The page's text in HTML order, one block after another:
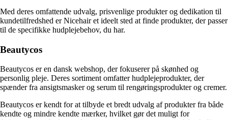
Med deres omfattende udvalg, prisvenlige produkter og dedikation til
kundetilfredshed er Nicehair et ideelt sted at finde produkter, der passer
til de specifikke hudplejebehov, du har.
Beautycos
Beautycos er en dansk webshop, der fokuserer på skønhed og
personlig pleje. Deres sortiment omfatter hudplejeprodukter, der
spænder fra ansigtsmasker og serum til rengøringsprodukter og cremer.
Beautycos er kendt for at tilbyde et bredt udvalg af produkter fra både
kendte og mindre kendte mærker, hvilket gør det muligt for